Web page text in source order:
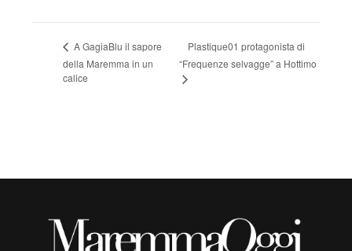
A GagiaBlu il sapore
della Maremma in un
calice
Plastique01 protagonista di
“Frequenze selvagge” a Hottimo